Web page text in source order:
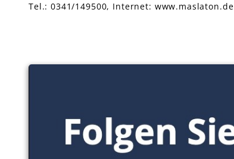
Tel.: 0341/149500, Internet: www.maslaton.de